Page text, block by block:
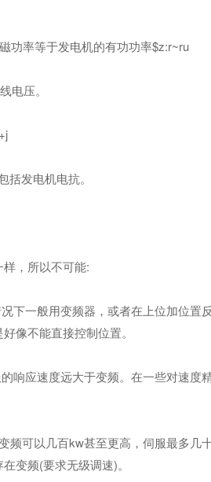
率等于发电机的有功功率$z:r~ru
压。
发电机电抗。
，所以不可能:
一般用变频器，或者在上位加位置
像不能直接控制位置。
应速度远大于变频。在一些对速度
可以几百kw甚至更高，伺服最多几
变频(要求无级调速)。